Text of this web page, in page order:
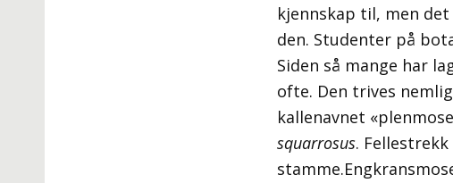
kjennskap til, men
den. Studenter på
Siden så mange har
ofte. Den trives
kallenavnet
squarrosus.